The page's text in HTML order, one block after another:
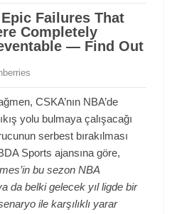
CSKA’nın NBA’de
yolu bulmaya çalışacağı
serbest bırakılması
Sports ajansına göre,
bu sezon NBA
da belki gelecek yıl ligde bir
ile karşılıklı yarar